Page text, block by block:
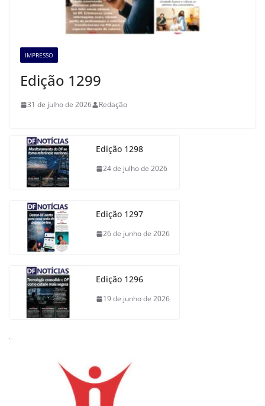
IMPRESSO
Edição 1299
31 de julho de 2026 Redação
Edição 1298
24 de julho de 2026
Edição 1297
26 de junho de 2026
Edição 1296
19 de junho de 2026